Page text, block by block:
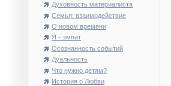
Духовность материалиста
Семья: взаимодействие
О новом времени
Я - эмпат
Осознанность событий
Дуальность
Что нужно детям?
История о Любви